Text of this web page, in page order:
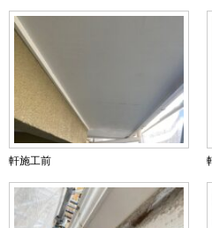
軒施工前